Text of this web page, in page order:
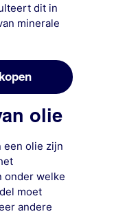
dit in
minerale
olie
een olie zijn
onder welke
moet
andere